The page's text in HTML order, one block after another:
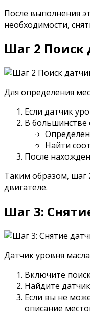
После выполнения
необходимости,
Шаг 2 Поиск
Для определения
Если датчик
В большинстве
Найти
После
Таким образом, шаг
двигателе.
Шаг 3:
Датчик уровня
Включите
Найдите
Если вы не
описание